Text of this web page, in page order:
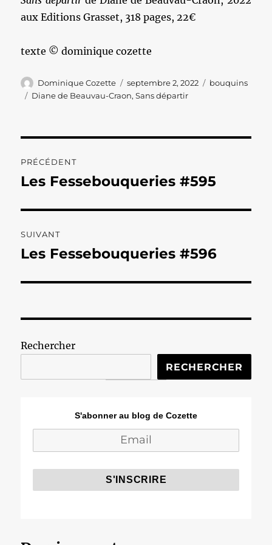
aux Editions Grasset, 318 pages, 22€
texte © dominique cozette
Auteur
Dominique Cozette
Publié
le
septembre 2, 2022 Catégories
bouquins
Étiquettes
Diane de Beauvau-Craon,Sans départir
de
PRÉCÉDENT
Publication
Les Fessebouqueries #595
SUIVANT
Publication
Les Fessebouqueries #596
Rechercher
RECHERCHER
S'abonner au blog de Cozette